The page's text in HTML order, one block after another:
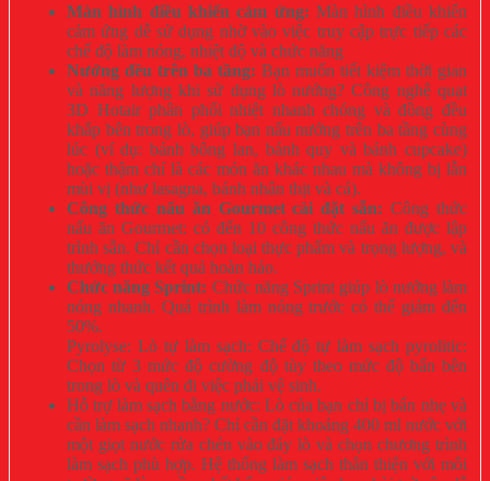
Màn hình điều khiển cảm ứng: Màn hình điều khiển
cảm ứng dễ sử dụng nhờ vào việc truy cập trực tiếp các
chế độ làm nóng, nhiệt độ và chức năng
Nướng đều trên ba tầng: Bạn muốn tiết kiệm thời gian
và năng lượng khi sử dụng lò nướng? Công nghệ quạt
3D Hotair phân phối nhiệt nhanh chóng và đồng đều
khắp bên trong lò, giúp bạn nấu nướng trên ba tầng cùng
lúc (ví dụ: bánh bông lan, bánh quy và bánh cupcake)
hoặc thậm chí là các món ăn khác nhau mà không bị lẫn
mùi vị (như lasagna, bánh nhân thịt và cá).
Công thức nấu ăn Gourmet cài đặt sẵn: Công thức
nấu ăn Gourmet: có đến 10 công thức nấu ăn được lập
trình sẵn. Chỉ cần chọn loại thực phẩm và trọng lượng, và
thưởng thức kết quả hoàn hảo.
Chức năng Sprint: Chức năng Sprint giúp lò nướng làm
nóng nhanh. Quá trình làm nóng trước có thể giảm đến
50%.
Pyrolyse: Lò tự làm sạch: Chế độ tự làm sạch pyrolitic:
Chọn từ 3 mức độ cường độ tùy theo mức độ bẩn bên
trong lò và quên đi việc phải vệ sinh.
Hỗ trợ làm sạch bằng nước: Lò của bạn chỉ bị bẩn nhẹ và
cần làm sạch nhanh? Chỉ cần đặt khoảng 400 ml nước với
một giọt nước rửa chén vào đáy lò và chọn chương trình
làm sạch phù hợp. Hệ thống làm sạch thân thiện với môi